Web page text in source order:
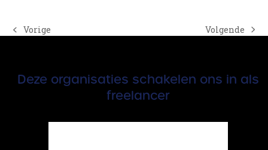
previous
Vorige
next
Volgende
Deze organisaties schakelen ons in als
freelancer